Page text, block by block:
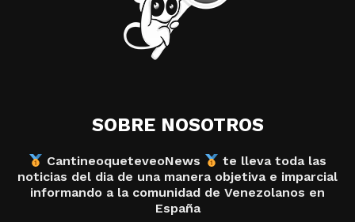
SOBRE NOSOTROS
CantineoqueteveoNews
te lleva toda las
noticias del dia de una manera objetiva e imparcial
informando a la comunidad de Venezolanos en
España